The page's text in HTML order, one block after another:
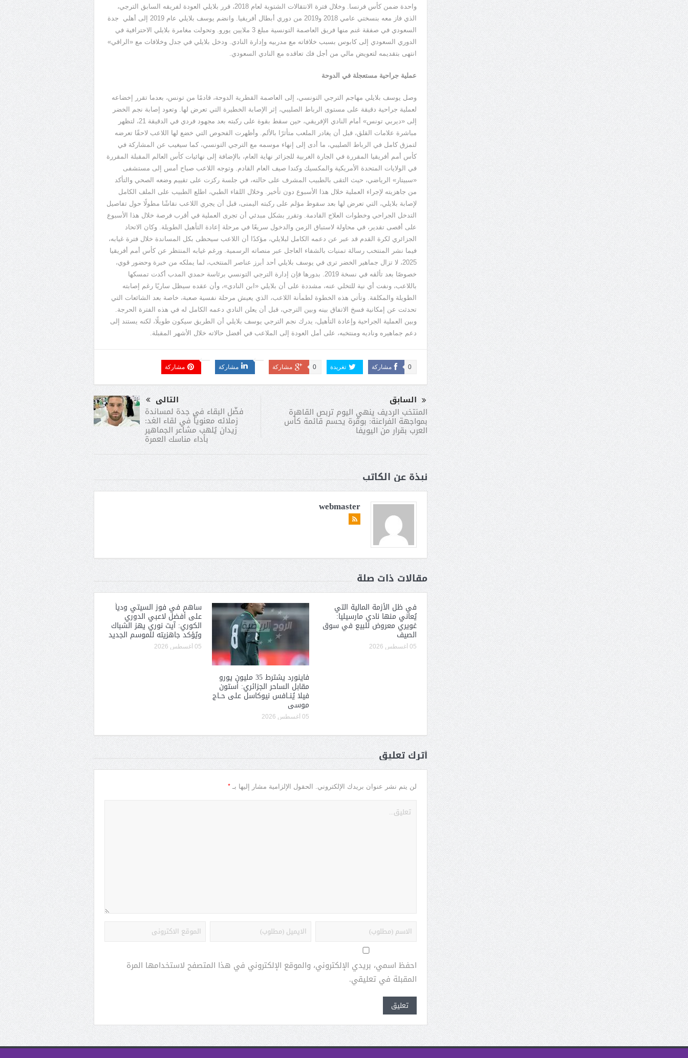
واحدة ضمن كأس فرنسا. وخلال فترة الانتقالات الشتوية لعام 2018، قرر بلايلي العودة لفريقه السابق الترجي،
الذي فاز معه بنسختي عامي 2018 و2019 من دوري أبطال أفريقيا. وانضم يوسف بلايلي عام 2019 إلى أهلي
جدة
السعودي في صفقة غنم منها فريق العاصمة التونسية مبلغ 3 ملايين يورو. وتحولت مغامرة بلايلي الاحترافية في
الدوري السعودي إلى كابوس بسبب خلافاته مع مدربيه وإدارة النادي. ودخل بلايلي في جدل وخلافات مع « الراقي»
انتهى بتقديمه لتعويض مالي من أجل فك تعاقده مع النادي السعودي.
عملية جراحية مستعجلة في الدوحة
وصل يوسف بلايلي مهاجم الترجي التونسي، إلى العاصمة القطرية الدوحة، قادمًا من تونس، بعدما تقرر إخضاعه
لعملية جراحية دقيقة على مستوى الرباط الصليبي، إثر الإصابة الخطيرة التي تعرض لها. وتعود إصابة نجم الخضر
إلى «ديربي تونس» أمام النادي الإفريقي، حين سقط بقوة على ركبته بعد مجهود فردي في الدقيقة 21، لتظهر
مباشرة علامات القلق، قبل أن يغادر الملعب متأثرًا بالألم. وأظهرت الفحوص التي خضع لها اللاعب لاحقًا تعرضه
لتمزق كامل في الرباط الصليبي، ما أدى إلى إنهاء موسمه مع الترجي التونسي، كما سيغيب عن المشاركة في
كأس أمم أفريقيا المقررة في الجارة الغربية للجزائر نهاية العام، بالإضافة إلى نهائيات كأس العالم المقبلة المقررة
في الولايات المتحدة الأمريكية والمكسيك وكندا صيف العام القادم. وتوجه اللاعب صباح أمس إلى مستشفى
«سبيتار » الرياضي، حيث التقى بالطبيب المشرف على حالته، في جلسة ركزت على تقييم وضعه الصحي والتأكد
من جاهزيته لإجراء العملية خلال هذا الأسبوع دون تأخير. وخلال اللقاء الطبي، اطلع الطبيب على الملف الكامل
لإصابة بلايلي، التي تعرض لها بعد سقوط مؤلم على ركبته اليمنى، قبل أن يجري اللاعب نقاشًا مطولًا حول تفاصيل
التدخل الجراحي وخطوات العلاج القادمة. وتقرر بشكل مبدئي أن تجرى العملية في أقرب فرصة خلال هذا الأسبوع
على أقصى تقدير، في محاولة لاستباق الزمن والدخول سريعًا في مرحلة إعادة التأهيل الطويلة. وكان الاتحاد
الجزائري لكرة القدم قد عبر عن دعمه الكامل لبلايلي، مؤكدًا أن اللاعب سيحظى بكل المساندة خلال فترة غيابه،
فيما نشر المنتخب رسالة تمنيات بالشفاء العاجل عبر منصاته الرسمية. ورغم غيابه المنتظر عن كأس أمم أفريقيا
2025، لا تزال جماهير الخضر ترى في يوسف بلايلي أحد أبرز عناصر المنتخب، لما يملكه من خبرة وحضور قوي،
خصوصًا بعد تألقه في نسخة 2019 . بدورها فإن إدارة الترجي التونسي برئاسة حمدي المدب أكدت تمسكها
باللاعب، ونفت أي نية للتخلي عنه، مشددة على أن بلايلي « ابن النادي»، وأن عقده سيظل ساريًا رغم إصابته
الطويلة والمكلفة. وتأتي هذه الخطوة لطمأنة اللاعب، الذي يعيش مرحلة نفسية صعبة، خاصة بعد الشائعات التي
تحدثت عن إمكانية فسخ الاتفاق بينه وبين الترجي، قبل أن يعلن النادي دعمه الكامل له في هذه الفترة الحرجة.
وبين العملية الجراحية وإعادة التأهيل، يدرك نجم الترجي يوسف بلايلي أن الطريق سيكون طويلًا، لكنه يستند إلى
دعم جماهيره وناديه ومنتخبه، على أمل العودة إلى الملاعب في أفضل حالاته خلال الأشهر المقبلة.
مشاركة 0 تغريدة مشاركة 0 مشاركة مشاركة
السابق
المنتخب الرديف ينهي اليوم تربص القاهرة
بمواجهة الفراعنة: بوڤرة يحسم قائمة كأس
العرب بقرار من اليويفا
التالى
فضّل البقاء في جدة لمساندة
زملائه معنوياً في لقاء الغد:
زيدان يُلهب مشاعر الجماهير
بأداء مناسك العمرة
نبذة عن الكاتب
webmaster
مقالات ذات صلة
في ظل الأزمة المالية التي
يُعاني منها نادي مارسيليا:
غويري معروض للبيع في سوق
الصيف
05 أغسطس 2026
فاينورد يشترط 35 مليون يورو
مقابل الساحر الجزائري: أستون
فيلا يُنــافس نيوكاسل على حــاج
موسى
05 أغسطس 2026
ساهم في فوز السيتي ودياً
على أفضل لاعبي الدوري
الكوري: آيت نوري يهز الشباك
ويُؤكد جاهزيته للموسم الجديد
05 أغسطس 2026
أترك تعليق
لن يتم نشر عنوان بريدك الإلكتروني. الحقول الإلزامية مشار إليها بـ *
احفظ اسمي، بريدي الإلكتروني، والموقع الإلكتروني في هذا المتصفح لاستخدامها المرة
المقبلة في تعليقي.